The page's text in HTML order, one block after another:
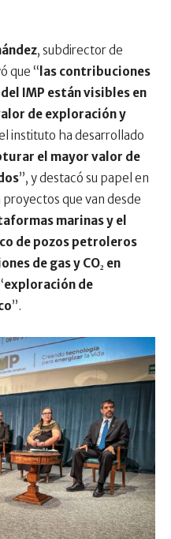
, subdirector de
que “ las contribuciones
IMP están visibles en
de exploración y
instituto ha desarrollado
el mayor valor de
”, y destacó su papel en
proyectos que van desde
marinas y el
de pozos petroleros
de gas y CO₂ en
exploración de
”.